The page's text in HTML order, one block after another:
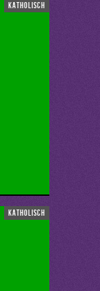
katholisch
katholisch